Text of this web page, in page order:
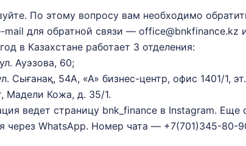
По этому вопросу вам необходимо
mail для обратной связи — office@bnkfinance.kz
в Казахстане работает 3 отделения:
Ауэзова, 60;
Сығанақ, 54А, «А» бизнес-центр, офис 1401/1,
Мадели Кожа, д. 35/1.
ведет страницу bnk_finance в Instagram.
через WhatsApp. Номер чата — +7(701)345-80-